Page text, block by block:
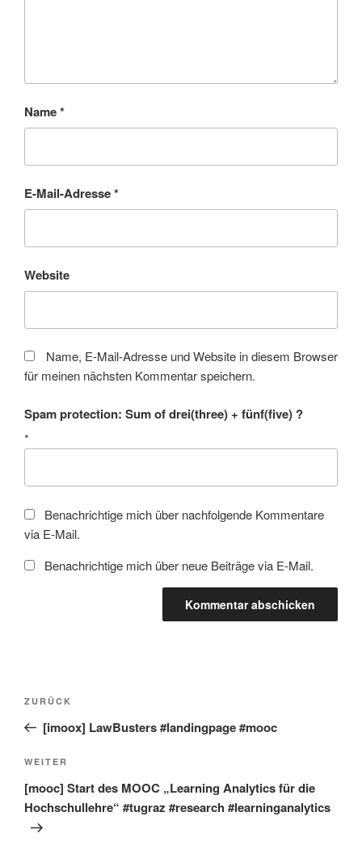
Name*
E-Mail-Adresse*
Website
Name, E-Mail-Adresse und Website in diesem Browser
für meinen nächsten Kommentar speichern.
Spam protection: Sum of drei(three) + fünf(five) ?
*
Benachrichtige mich über nachfolgende Kommentare
via E-Mail.
Benachrichtige mich über neue Beiträge via E-Mail.
Beitragsnavigation
Vorheriger
Beitrag
ZURÜCK
[imoox] LawBusters #landingpage #mooc
Nächster
Beitrag
WEITER
[mooc] Start des MOOC „Learning Analytics für die
Hochschullehre“ #tugraz #research #learninganalytics